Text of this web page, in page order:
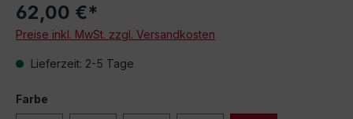
62,00 €*
Preise inkl. MwSt. zzgl. Versandkosten
Lieferzeit: 2-5 Tage
Farbe